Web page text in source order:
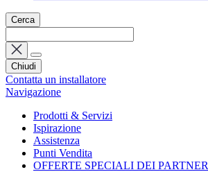
Cerca
Chiudi
Contatta un installatore
Navigazione
Prodotti & Servizi
Ispirazione
Assistenza
Punti Vendita
OFFERTE SPECIALI DEI PARTNER